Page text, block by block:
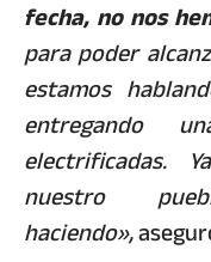
fecha, no nos
para poder
estamos
entregando
electrificadas.
nuestro
haciendo»,